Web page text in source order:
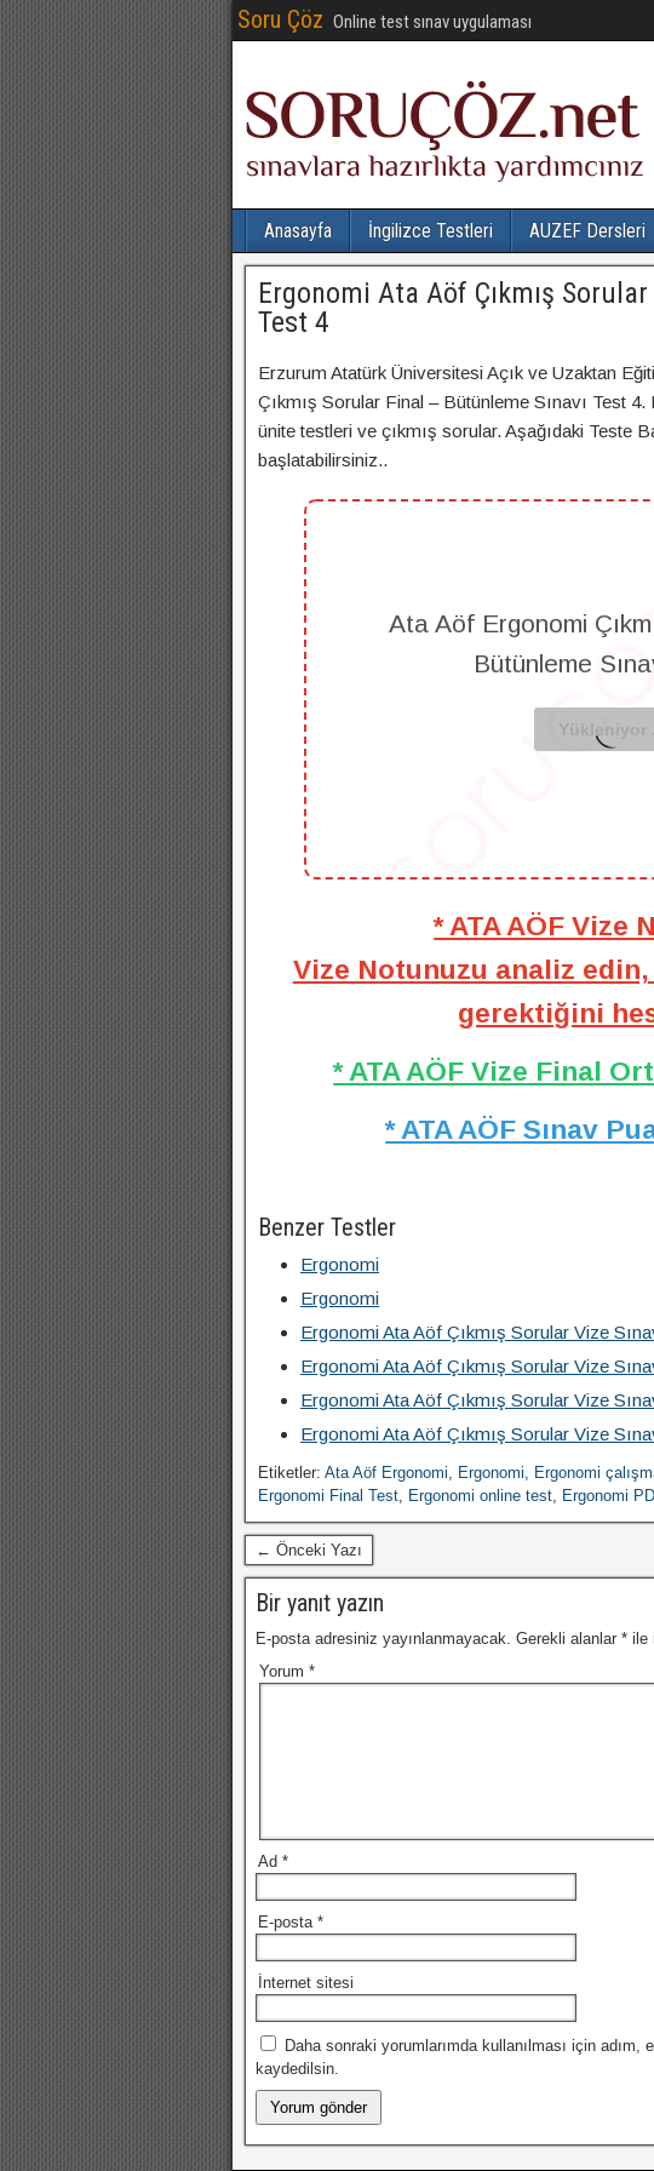
Soru Çöz Online test sınav uygulaması
Anasayfa İngilizce Testleri AUZEF Dersleri
Ergonomi Ata Aöf Çıkmış
Test 4
Erzurum Atatürk Üniversitesi Açık ve Uzaktan
Çıkmış Sorular Final – Bütünleme Sınavı Test
ünite testleri ve çıkmış sorular. Aşağıdaki Teste
başlatabilirsiniz..
Ata Aöf Ergonomi
Bütünleme
* ATA AÖF Vize
Vize Notunuzu analiz
gerektiğini
* ATA AÖF Vize Final
* ATA AÖF Sınav
Benzer Testler
Ergonomi
Ergonomi
Ergonomi Ata Aöf Çıkmış Sorular Vize
Ergonomi Ata Aöf Çıkmış Sorular Vize
Ergonomi Ata Aöf Çıkmış Sorular Vize
Ergonomi Ata Aöf Çıkmış Sorular Vize
Etiketler: Ata Aöf Ergonomi, Ergonomi, Ergonomi
Ergonomi Final Test, Ergonomi online test, Ergonomi
← Önceki Yazı
Bir yanıt yazın
E-posta adresiniz yayınlanmayacak. Gerekli alanlar * ile
Yorum *
Ad *
E-posta *
İnternet sitesi
Daha sonraki yorumlarımda kullanılması için
kaydedilsin.